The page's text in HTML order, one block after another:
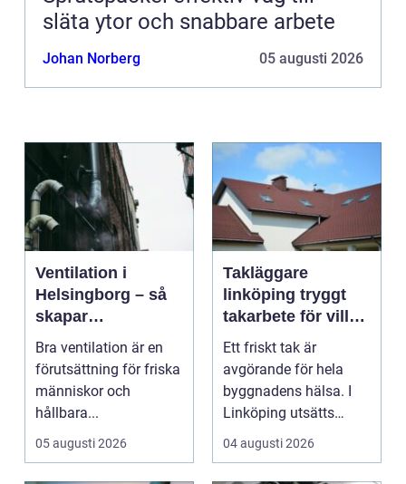
släta ytor och snabbare arbete
Johan Norberg 05 augusti 2026
Ventilation i
Helsingborg – så
skapar
fastighetsägare
friskare och mer
energieffektiva
byggnader
Bra ventilation är en
förutsättning för friska
människor och
hållbara...
05 augusti 2026
Takläggare
linköping tryggt
takarbete för villa,
brf och företag
Ett friskt tak är
avgörande för hela
byggnadens hälsa. I
Linköping utsätts
taken för stora
temperatu...
04 augusti 2026